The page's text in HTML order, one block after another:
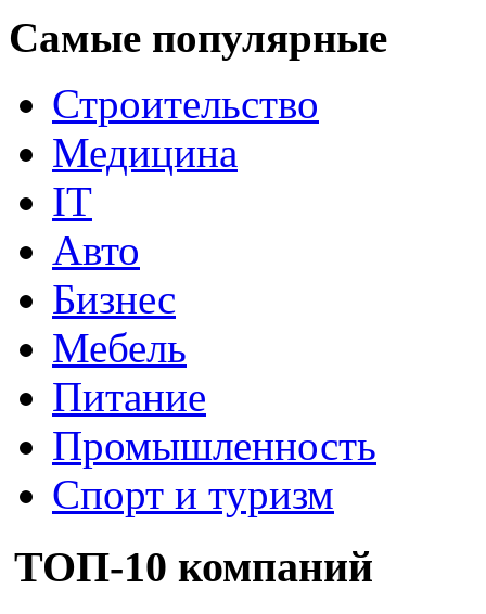
Самые популярные
Строительство
Медицина
IT
Авто
Бизнес
Мебель
Питание
Промышленность
Спорт и туризм
ТОП-10 компаний